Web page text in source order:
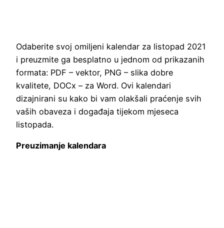
Odaberite svoj omiljeni kalendar za listopad 2021
i preuzmite ga besplatno u jednom od prikazanih
formata: PDF – vektor, PNG – slika dobre
kvalitete, DOCx – za Word. Ovi kalendari
dizajnirani su kako bi vam olakšali praćenje svih
vaših obaveza i događaja tijekom mjeseca
listopada.
Preuzimanje kalendara